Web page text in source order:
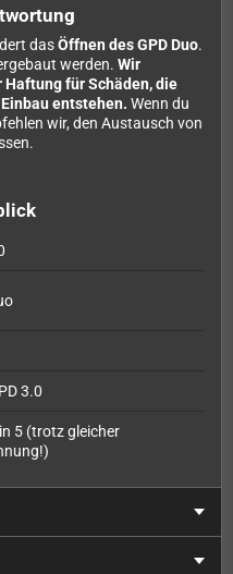
dasÖffnen des GPD Duo.
werden. Wir
für Schäden, die
entstehen. Wenn du
wir, den Austausch von
3.0
5 (trotz gleicher